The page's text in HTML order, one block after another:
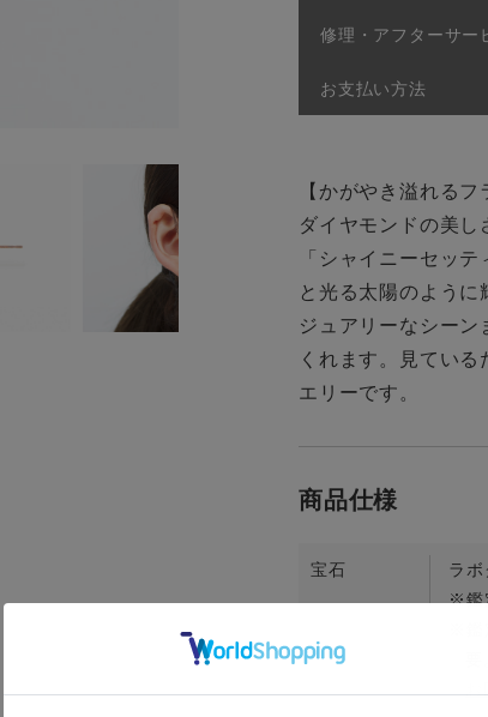
修理・アフターサー
お支払い方法
【かがやき溢れる
ダイヤモンドの美
「シャイニーセッ
と光る太陽のよう
ジュアリーなシー
くれます。見てい
エリーです。
宝石
ラ
※鑑
※
お